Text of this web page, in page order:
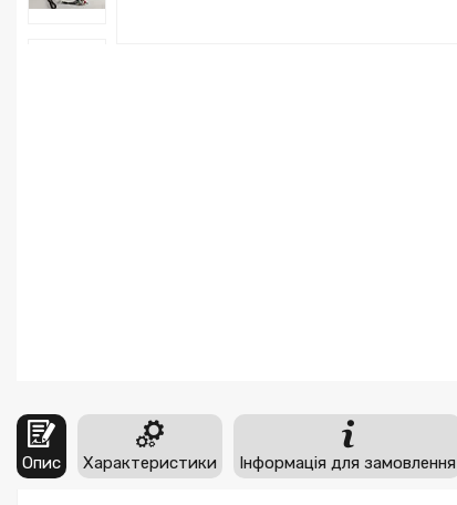
Опис Характеристики Інформація для замовлення